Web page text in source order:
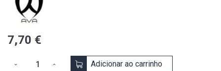
7,70 €
Adicionar ao carrinho